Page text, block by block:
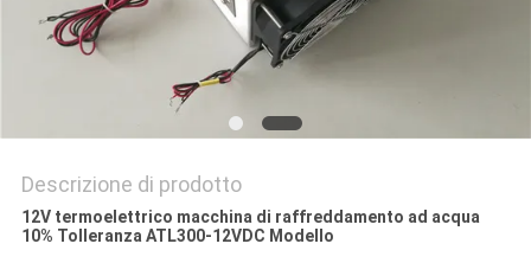
Descrizione di prodotto
12V termoelettrico macchina di raffreddamento ad acqua
10% Tolleranza ATL300-12VDC Modello